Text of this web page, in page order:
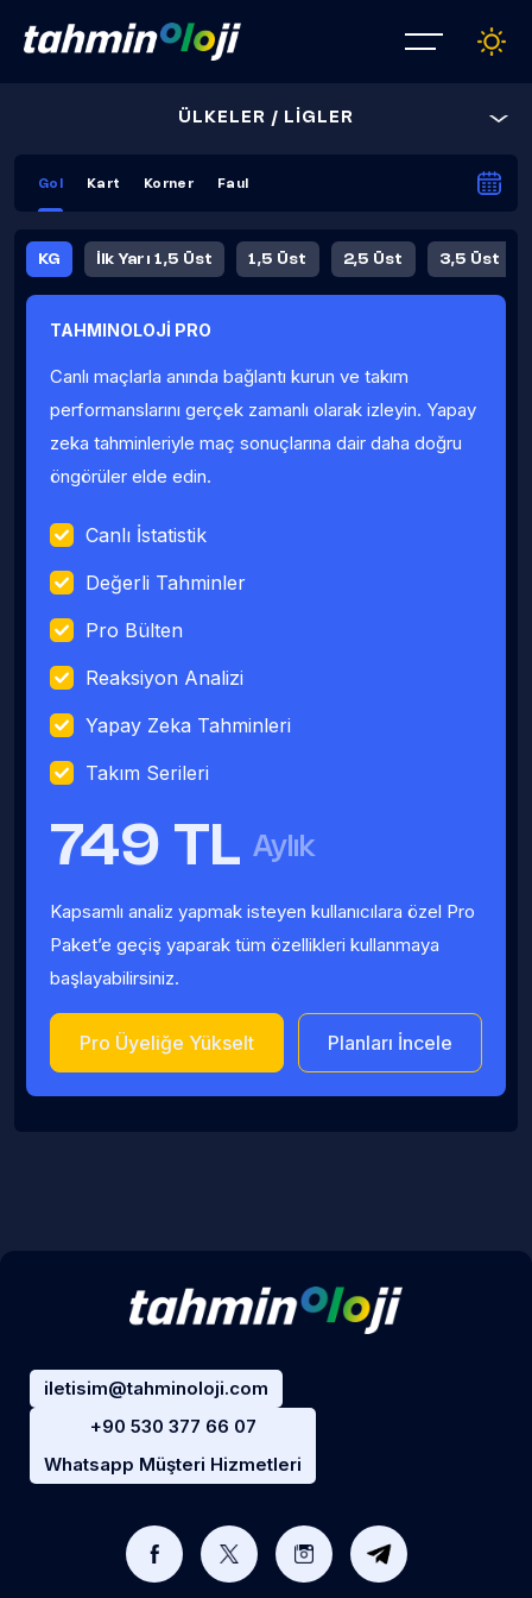
ÜLKELER / LİGLER
Gol Kart Korner Faul
KG İlk Yarı 1,5 Üst 1,5 Üst 2,5 Üst 3,5 Üst
Fauller Ortalama
TAHMINOLOJİ PRO
Canlı maçlarla anında bağlantı kurun ve takım
performanslarını gerçek zamanlı olarak izleyin. Yapay
zeka tahminleriyle maç sonuçlarına dair daha doğru
öngörüler elde edin.
Canlı İstatistik
Değerli Tahminler
Pro Bülten
Reaksiyon Analizi
Yapay Zeka Tahminleri
Takım Serileri
749 TL Aylık
Kapsamlı analiz yapmak isteyen kullanıcılara özel Pro
Paket’e geçiş yaparak tüm özellikleri kullanmaya
başlayabilirsiniz.
Pro Üyeliğe Yükselt Planları İncele
iletisim@tahminoloji.com
+90 530 377 66 07
Whatsapp Müşteri Hizmetleri